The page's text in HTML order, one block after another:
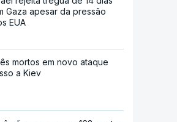
Gaza apesar da pressão
EUA
mortos em novo ataque
a Kiev